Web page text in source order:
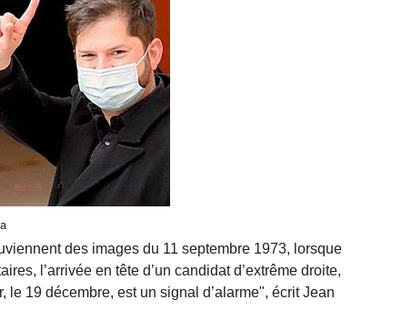
des images du 11 septembre 1973, lorsque
l’arrivée en tête d’un candidat d’extrême droite,
19 décembre, est un signal d’alarme", écrit Jean